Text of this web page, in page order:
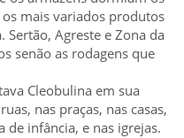
mais variados produtos
Sertão, Agreste e Zona da
senão as rodagens que
Cleobulina em sua
nas praças, nas casas,
de infância, e nas igrejas.